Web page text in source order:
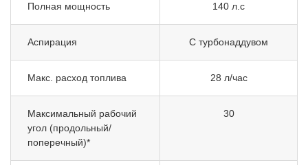
Полная мощность 140 л.с
Аспирация С турбонаддувом
Макс. расход топлива 28 л/час
Максимальный рабочий
угол (продольный/
поперечный)*
30